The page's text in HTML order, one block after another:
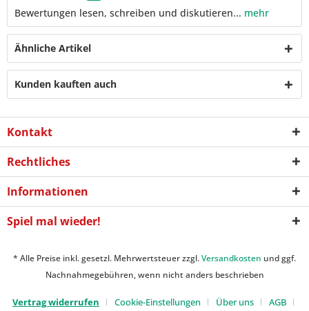
Bewertungen lesen, schreiben und diskutieren... mehr
Ähnliche Artikel
Kunden kauften auch
Kontakt
Rechtliches
Informationen
Spiel mal wieder!
* Alle Preise inkl. gesetzl. Mehrwertsteuer zzgl.Versandkosten und ggf.
Nachnahmegebühren, wenn nicht anders beschrieben
Vertrag widerrufen Cookie-Einstellungen Über uns AGB